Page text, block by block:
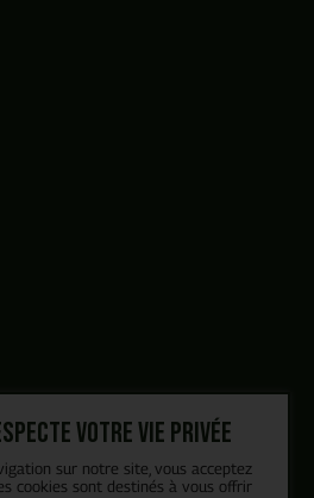
votre vie privée
sur notre site, vous acceptez
cookies sont destinés à vous offrir
vers vous
24h, c'est promis